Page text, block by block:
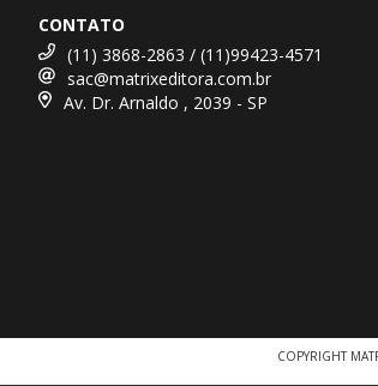
CONTATO
(11) 3868-2863 / (11)99423-4571
sac@matrixeditora.com.br
Av. Dr. Arnaldo , 2039 - SP
COPYRIGHT